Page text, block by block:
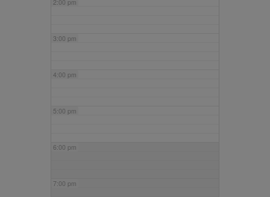
2:00 pm
3:00 pm
4:00 pm
5:00 pm
6:00 pm
7:00 pm